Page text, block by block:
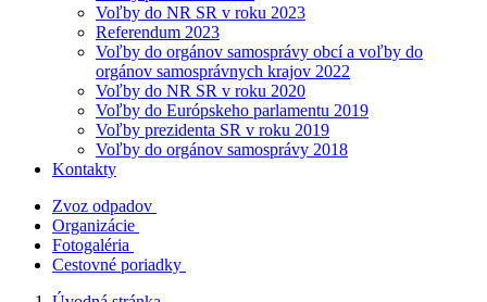
Voľby do NR SR v roku 2023
Referendum 2023
Voľby do orgánov samosprávy obcí a voľby do
orgánov samosprávnych krajov 2022
Voľby do NR SR v roku 2020
Voľby do Európskeho parlamentu 2019
Voľby prezidenta SR v roku 2019
Voľby do orgánov samosprávy 2018
Kontakty
Zvoz odpadov
Organizácie
Fotogaléria
Cestovné poriadky